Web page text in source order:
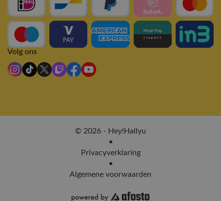
Volg ons
© 2026 - Hey!Hallyu
•
Privacyverklaring
•
Algemene voorwaarden